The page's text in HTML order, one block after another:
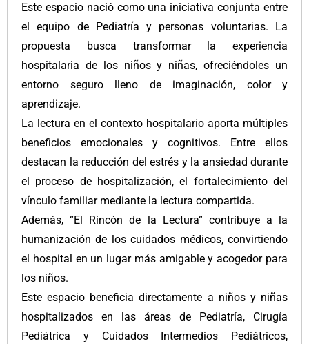
Este espacio nació como una iniciativa conjunta entre
el equipo de Pediatría y personas voluntarias. La
propuesta busca transformar la experiencia
hospitalaria de los niños y niñas, ofreciéndoles un
entorno seguro lleno de imaginación, color y
aprendizaje.
La lectura en el contexto hospitalario aporta múltiples
beneficios emocionales y cognitivos. Entre ellos
destacan la reducción del estrés y la ansiedad durante
el proceso de hospitalización, el fortalecimiento del
vínculo familiar mediante la lectura compartida.
Además, “El Rincón de la Lectura” contribuye a la
humanización de los cuidados médicos, convirtiendo
el hospital en un lugar más amigable y acogedor para
los niños.
Este espacio beneficia directamente a niños y niñas
hospitalizados en las áreas de Pediatría, Cirugía
Pediátrica y Cuidados Intermedios Pediátricos,